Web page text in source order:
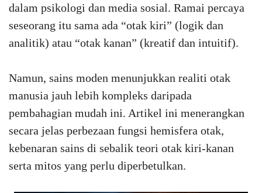
dalam psikologi dan media sosial. Ramai percaya
seseorang itu sama ada “otak kiri” (logik dan
analitik) atau “otak kanan” (kreatif dan intuitif).
Namun, sains moden menunjukkan realiti otak
manusia jauh lebih kompleks daripada
pembahagian mudah ini. Artikel ini menerangkan
secara jelas perbezaan fungsi hemisfera otak,
kebenaran sains di sebalik teori otak kiri-kanan
serta mitos yang perlu diperbetulkan.